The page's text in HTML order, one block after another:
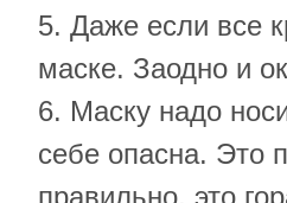
5. Даже если все
маске. Заодно и
6. Маску надо
себе опасна. Это
правильно, это